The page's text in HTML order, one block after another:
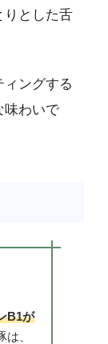
りとした舌
ングする
味わいで
B1が
、